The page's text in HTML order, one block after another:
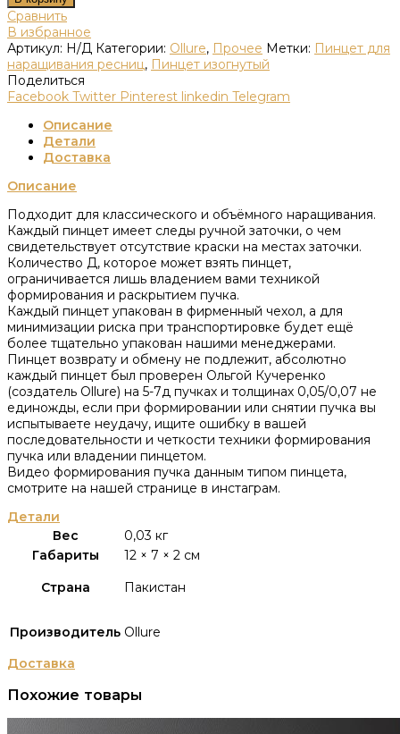
Сравнить
В избранное
Артикул: Н/Д Категории: Ollure, Прочее Метки: Пинцет для
наращивания ресниц, Пинцет изогнутый
Поделиться
Facebook Twitter Pinterest linkedin Telegram
Описание
Детали
Доставка
Описание
Подходит для классического и объёмного наращивания.
Каждый пинцет имеет следы ручной заточки, о чем
свидетельствует отсутствие краски на местах заточки.
Количество Д, которое может взять пинцет,
ограничивается лишь владением вами техникой
формирования и раскрытием пучка.
Каждый пинцет упакован в фирменный чехол, а для
минимизации риска при транспортировке будет ещё
более тщательно упакован нашими менеджерами.
Пинцет возврату и обмену не подлежит, абсолютно
каждый пинцет был проверен Ольгой Кучеренко
(создатель Ollure) на 5-7д пучках и толщинах 0,05/0,07 не
единожды, если при формировании или снятии пучка вы
испытываете неудачу, ищите ошибку в вашей
последовательности и четкости техники формирования
пучка или владении пинцетом.
Видео формирования пучка данным типом пинцета,
смотрите на нашей странице в инстаграм.
Детали
Вес
0,03 кг
Габариты
12 × 7 × 2 см
Страна
Пакистан
Производитель Ollure
Доставка
Похожие товары